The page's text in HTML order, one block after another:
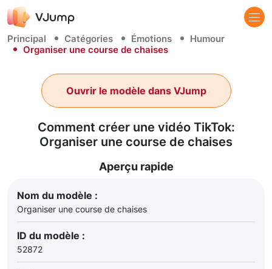
Principal Catégories Émotions
Humour
Organiser une course de chaises
Comment créer une vidéo TikTok:
Organiser une course de chaises
Ouvrir le modèle dans VJump
Aperçu rapide
Nom du modèle :
Organiser une course de chaises
ID du modèle :
52872